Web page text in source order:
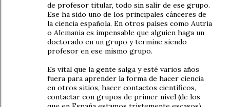
de profesor titular, todo sin salir de ese grupo.
Ese ha sido uno de los principales cánceres de
la ciencia española. En otros países como Autria
o Alemania es impensable que alguien haga un
doctorado en un grupo y termine siendo
profesor en ese mismo grupo.
Es vital que la gente salga y esté varios años
fuera para aprender la forma de hacer ciencia
en otros sitios, hacer contactos científicos,
contactar con grupos de primer nivel (de los